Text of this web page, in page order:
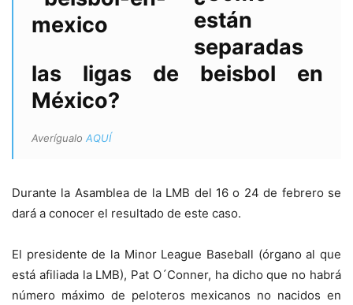
están
separadas
las ligas de beisbol en
México?
Averígualo AQUÍ
Durante la Asamblea de la LMB del 16 o 24 de febrero se
dará a conocer el resultado de este caso.
El presidente de la Minor League Baseball (órgano al que
está afiliada la LMB), Pat O´Conner, ha dicho que no habrá
número máximo de peloteros mexicanos no nacidos en